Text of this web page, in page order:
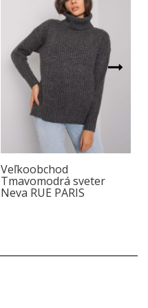
Veľkoobchod
Tmavomodrá sveter
Neva RUE PARIS